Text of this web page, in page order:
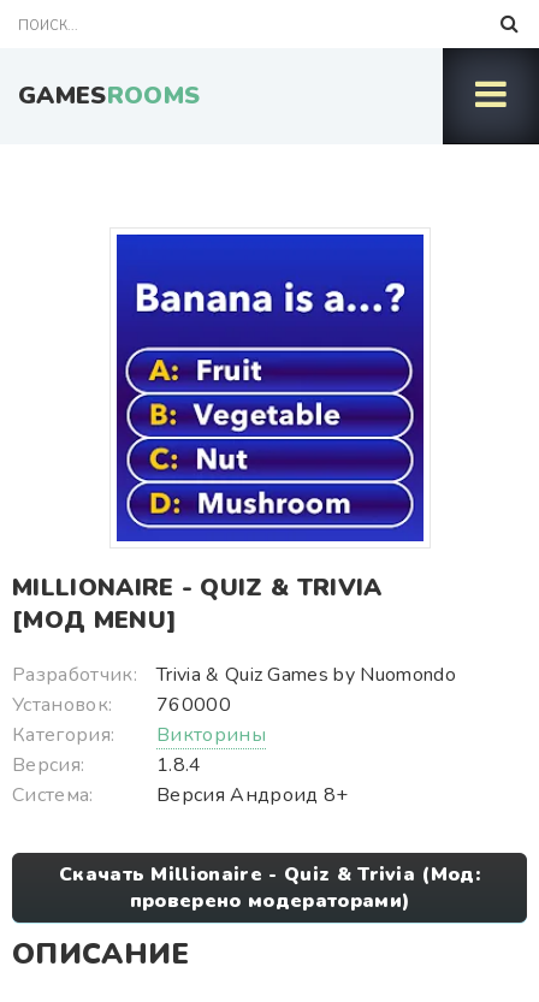
GAMESROOMS
MILLIONAIRE - QUIZ & TRIVIA
[МОД MENU]
Разработчик:
Trivia & Quiz Games by Nuomondo
Установок:
760000
Категория:
Викторины
Версия:
1.8.4
Система:
Версия Андроид 8+
Скачать Millionaire - Quiz & Trivia (Мод:
проверено модераторами)
ОПИСАНИЕ